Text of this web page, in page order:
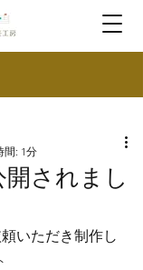
開されまし
間: 1分
いただき制作し